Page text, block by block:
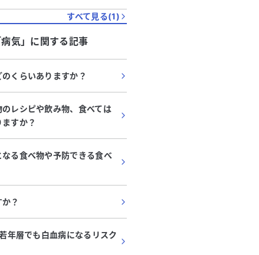
すべて見る(1)
病気」に関する記事
くらいありますか？
レシピや飲み物、食べては
すか？
る食べ物や予防できる食べ
？
年層でも白血病になるリスク